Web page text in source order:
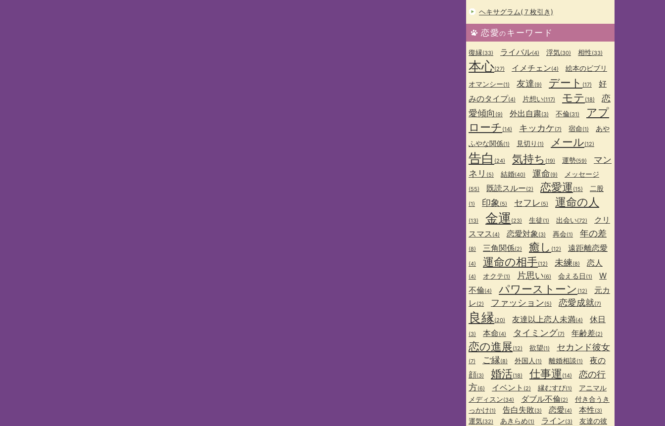
ヘキサグラム(７枚引き)
恋愛のキーワード
復縁(33) ライバル(4) 浮気(30) 相性(33)
本心(27) イメチェン(4)
絵本のビブリ
オマンシー(1) 友達 (9) デート (17)
好
みのタイプ(4) 片想い(117) モテ (18)
恋
愛傾向 (9) 外出自粛(3) 不倫(31)
アプ
ローチ (14) キッカケ(7) 宿命(1)
あや
ふやな関係(1) 見切り (1) メール(12)
告白 (24) 気持ち (19) 運勢(59)
マン
ネリ (5) 結婚(40) 運命(9) メッセージ
(55) 既読スルー(2) 恋愛運 (15) 二股
(1) 印象 (5) セフレ (5) 運命の人
(13) 金運 (23) 生徒(1) 出会い(72)
クリ
スマス (4) 恋愛対象(3) 再会(1) 年の差
(8) 三角関係(2) 癒し (12) 遠距離恋愛
(4) 運命の相手(12) 未練(8) 恋人
(4) オクテ(1) 片思い(6) 会える日 (1)
W
不倫(4) パワーストーン (12)
元カ
レ (2) ファッション(5) 恋愛成就(7)
良縁(20) 友達以上恋人未満(4) 休日
(3) 本命(4) タイミング(7) 年齢差(2)
恋の進展(12) 欲望(1) セカンド彼女
(7) ご縁(8) 外国人 (1) 離婚相談(1)
夜の
顔(3) 婚活(18) 仕事運 (14)
恋の行
方(6) イベント (2) 縁むすび(1)
アニマル
メディスン(34) ダブル不倫(2)
付き合うき
っかけ(1) 告白失敗(3) 恋愛(4) 本性(3)
運気(32) あきらめ(1) ライン(3)
友達の彼